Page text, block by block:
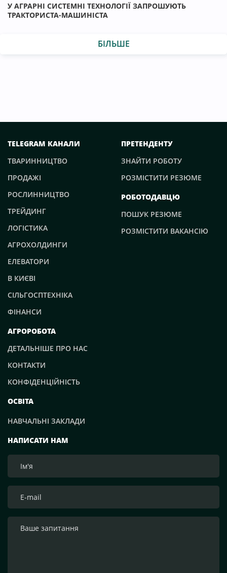
У АГРАРНІ СИСТЕМНІ ТЕХНОЛОГІЇ ЗАПРОШУЮТЬ
ТРАКТОРИСТА-МАШИНІСТА
БІЛЬШЕ
НАПИСАТИ НАМ
TELEGRAM КАНАЛИ
ТВАРИННИЦТВО
ПРОДАЖІ
РОСЛИННИЦТВО
ТРЕЙДИНГ
ЛОГІСТИКА
АГРОХОЛДИНГИ
ЕЛЕВАТОРИ
В КИЄВІ
СІЛЬГОСПТЕХНІКА
ФІНАНСИ
ПРЕТЕНДЕНТУ
ЗНАЙТИ РОБОТУ
РОЗМІСТИТИ РЕЗЮМЕ
РОБОТОДАВЦЮ
ПОШУК РЕЗЮМЕ
РОЗМІСТИТИ ВАКАНСІЮ
АГРОРОБОТА
ДЕТАЛЬНІШЕ ПРО НАС
КОНТАКТИ
КОНФІДЕНЦІЙНІСТЬ
ОСВІТА
НАВЧАЛЬНІ ЗАКЛАДИ